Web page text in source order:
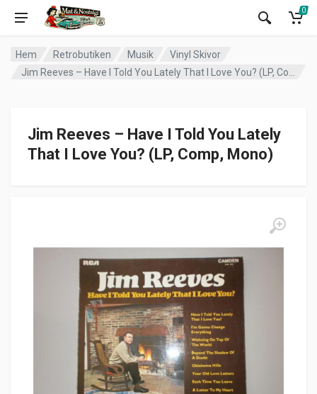
0
Hem Retrobutiken Musik
Vinyl Skivor
Jim Reeves – Have I Told You Lately
That I Love You? (LP, Comp, Mono)